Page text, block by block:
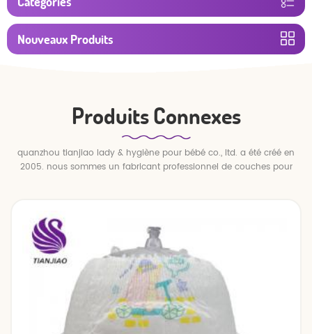
Nouveaux Produits
Produits Connexes
quanzhou tianjiao lady & hygiène pour bébé co., ltd. a été créé en
2005. nous sommes un fabricant professionnel de couches pour